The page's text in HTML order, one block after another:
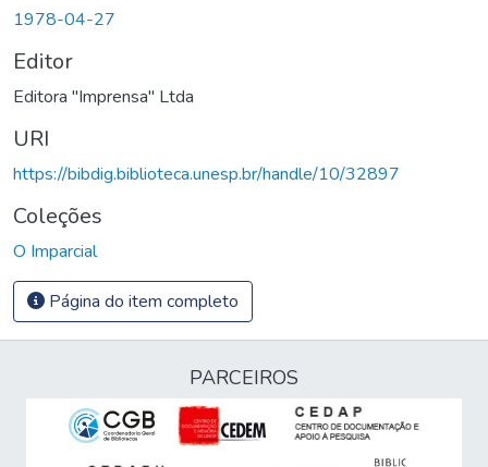
1978-04-27
Editor
Editora "Imprensa" Ltda
URI
https://bibdig.biblioteca.unesp.br/handle/10/32897
Coleções
O Imparcial
Página do item completo
PARCEIROS